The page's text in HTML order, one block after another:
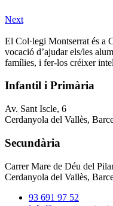
Next
El Col·legi Montserrat és a
vocació d’ajudar els/les
famílies, i fer-los créixer
Infantil i Primària
Av. Sant Iscle, 6
Cerdanyola del Vallès,
Secundària
Carrer Mare de Déu del
Cerdanyola del Vallès,
93 691 97 52